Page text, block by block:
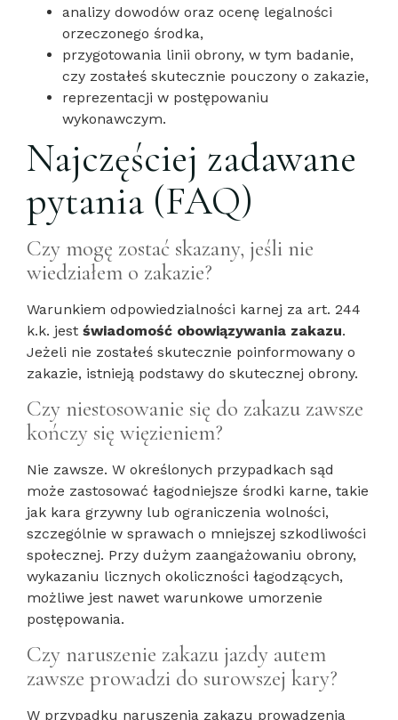
analizy dowodów oraz ocenę legalności
orzeczonego środka,
przygotowania linii obrony, w tym badanie,
czy zostałeś skutecznie pouczony o zakazie,
reprezentacji w postępowaniu
wykonawczym.
Najczęściej zadawane
pytania (FAQ)
Czy mogę zostać skazany, jeśli nie
wiedziałem o zakazie?
Warunkiem odpowiedzialności karnej za art. 244
k.k. jest świadomość obowiązywania zakazu.
Jeżeli nie zostałeś skutecznie poinformowany o
zakazie, istnieją podstawy do skutecznej obrony.
Czy niestosowanie się do zakazu zawsze
kończy się więzieniem?
Nie zawsze. W określonych przypadkach sąd
może zastosować łagodniejsze środki karne, takie
jak kara grzywny lub ograniczenia wolności,
szczególnie w sprawach o mniejszej szkodliwości
społecznej. Przy dużym zaangażowaniu obrony,
wykazaniu licznych okoliczności łagodzących,
możliwe jest nawet warunkowe umorzenie
postępowania.
Czy naruszenie zakazu jazdy autem
zawsze prowadzi do surowszej kary?
W przypadku naruszenia zakazu prowadzenia